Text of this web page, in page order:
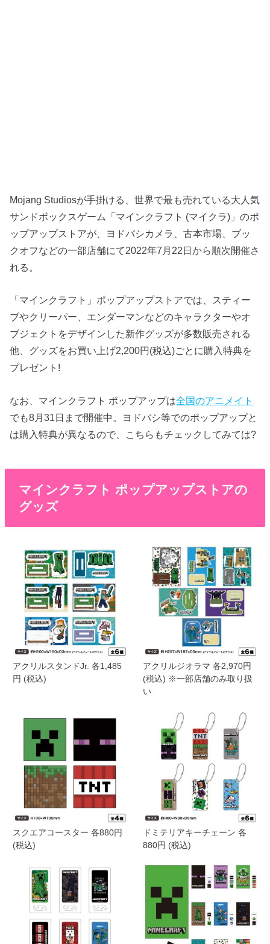
Mojang Studiosが手掛ける、世界で最も売れている大人気
サンドボックスゲーム「マインクラフト (マイクラ)」のポ
ップアップストアが、ヨドバシカメラ、古本市場、ブッ
クオフなどの一部店舗にて2022年7月22日から順次開催さ
れる。
「マインクラフト」ポップアップストアでは、スティー
ブやクリーパー、エンダーマンなどのキャラクターやオ
ブジェクトをデザインした新作グッズが多数販売される
他、グッズをお買い上げ2,200円(税込)ごとに購入特典を
プレゼント!
なお、マインクラフト ポップアップは全国のアニメイト
でも8月31日まで開催中。ヨドバシ等でのポップアップと
は購入特典が異なるので、こちらもチェックしてみては?
マインクラフト ポップアップストアの
グッズ
アクリルスタンドJr. 各1,485
円 (税込)
アクリルジオラマ 各2,970円
(税込) ※一部店舗のみ取り扱
い
スクエアコースター 各880円
(税込)
ドミテリアキーチェーン 各
880円 (税込)